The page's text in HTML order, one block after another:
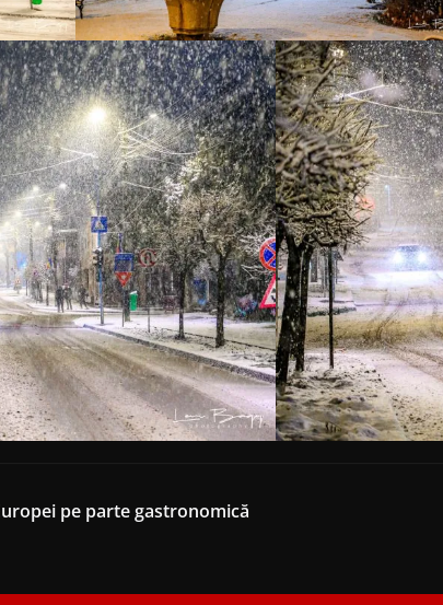
pe parte gastronomică